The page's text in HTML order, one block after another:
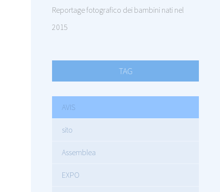
Reportage fotografico dei bambini nati nel
2015
TAG
AVIS
sito
Assemblea
EXPO